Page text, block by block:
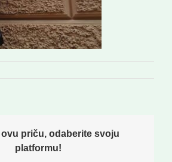
ovu priču, odaberite svoju
platformu!